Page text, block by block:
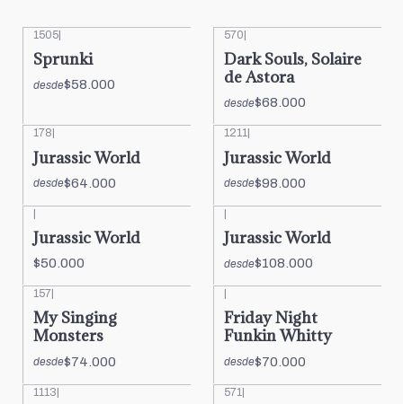
1505
Sprunki
desde$58.000
570
Dark Souls, Solaire
de Astora
desde$68.000
178
Jurassic World
desde$64.000
1211
Jurassic World
desde$98.000
|
Jurassic World
$50.000
|
Jurassic World
desde$108.000
157
My Singing
Monsters
desde$74.000
Friday Night
Funkin Whitty
desde$70.000
1113| 571 |